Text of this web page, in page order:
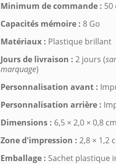
Minimum de commande : 50
Capacités mémoire : 8 Go
Matériaux : Plastique brillant
Jours de livraison : 2 jours (
marquage)
Personnalisation avant :
Personnalisation arrière :
Dimensions : 6,5 × 2,0 × 0,8 cm
Zone d'impression : 2,8 × 1,2
Emballage : Sachet plastique